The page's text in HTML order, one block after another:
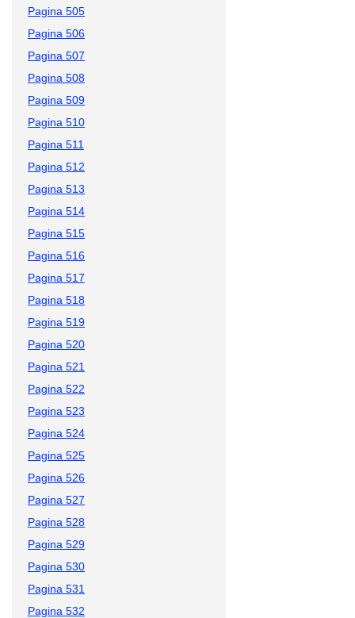
Pagina 505
Pagina 506
Pagina 507
Pagina 508
Pagina 509
Pagina 510
Pagina 511
Pagina 512
Pagina 513
Pagina 514
Pagina 515
Pagina 516
Pagina 517
Pagina 518
Pagina 519
Pagina 520
Pagina 521
Pagina 522
Pagina 523
Pagina 524
Pagina 525
Pagina 526
Pagina 527
Pagina 528
Pagina 529
Pagina 530
Pagina 531
Pagina 532